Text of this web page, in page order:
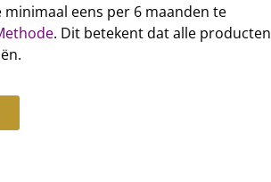
eens per 6 maanden te
. Dit betekent dat alle producten